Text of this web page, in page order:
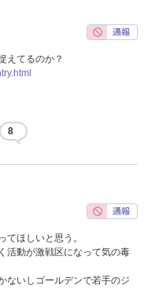
えてるのか？
8
てほしいと思う。
活動が激戦区になって気の毒
ないしゴールデンで若手のジ